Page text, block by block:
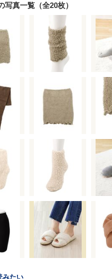
写真一覧（全20枚）
みたい